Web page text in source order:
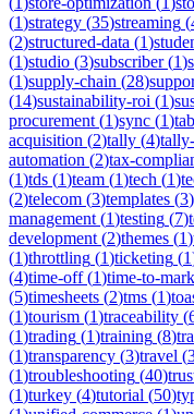
(1)strategy (35)streaming (
(2)structured-data (1)
(1)studio (3)subscriber(1)
(1)supply-chain (28)
(14)sustainability-roi (1)
procurement (1)sync (1)
acquisition (2)tally (4)
automation (2)tax-
(1)tds (1)team (1)tech (1)
(2)telecom (3)templates (3)
management (1)testing (7)
development (2)themes (1)
(1)throttling (1)ticketing (1
(4)time-off(1)time-to-
(5)timesheets (2)tms (1)
(1)tourism (1)traceability (
(1)trading (1)training (8)
(1)transparency (3)travel (
(1)troubleshooting (40)
(1)turkey (4)tutorial (50)